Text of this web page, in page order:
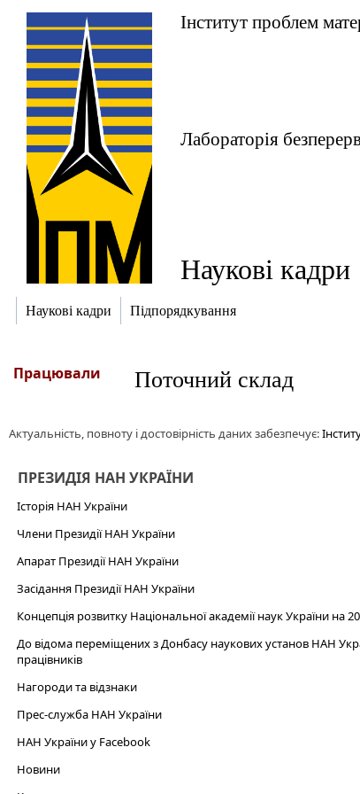
Інститут проблем
Лабораторія
Наукові кадри
Наукові кадри Підпорядкування
Працювали Поточний склад
Актуальність, повноту і достовірність даних забезпечує:
ПРЕЗИДІЯ НАН УКРАЇНИ
Історія НАН України
Члени Президії НАН України
Апарат Президії НАН України
Засідання Президії НАН України
Концепція розвитку Національної академії наук України на
До відома переміщених з Донбасу наукових установ НАН
працівників
Нагороди та відзнаки
Прес-служба НАН України
НАН України у Facebook
Новини